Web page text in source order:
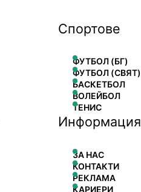
Спортове
ФУТБОЛ (БГ)
ФУТБОЛ (СВЯТ)
БАСКЕТБОЛ
ВОЛЕЙБОЛ
ТЕНИС
Информация
ЗА НАС
КОНТАКТИ
РЕКЛАМА
КАРИЕРИ